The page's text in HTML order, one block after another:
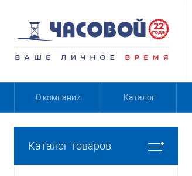
О компании Каталог
Каталог товаров